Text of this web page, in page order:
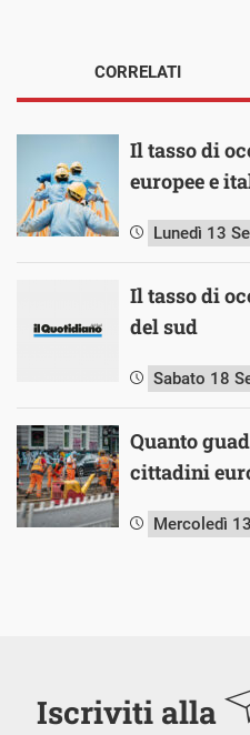
CORRELATI
Il tasso di
europee e
Lunedì 13
Il tasso di
del sud
Sabato 18
Quanto
cittadini
Mercoledì
Iscriviti alla